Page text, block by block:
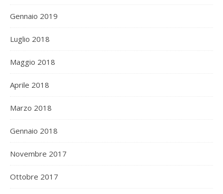
Gennaio 2019
Luglio 2018
Maggio 2018
Aprile 2018
Marzo 2018
Gennaio 2018
Novembre 2017
Ottobre 2017